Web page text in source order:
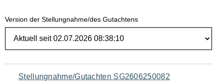
Version der Stellungnahme/des Gutachtens
Navigation
Stellungnahme/Gutachten SG2606250082